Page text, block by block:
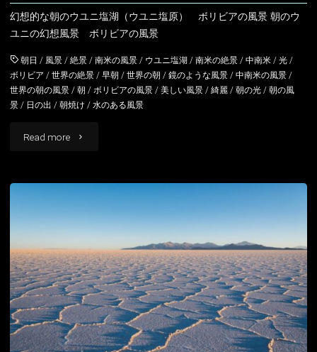
風
景"
幻想的な朝のウユニ塩湖（ウユニ塩原） ボリビアの風景 朝のウ
ユニの幻想風景 ボリビアの風景
朝日 / 風景 /絶景 /南米の風景 / ウユニ塩湖 /南米の絶景 /中南米 /光 /
ボリビア /世界の絶景 /早朝 /世界の朝 /鏡のような風景 /中南米の風景 /
世界の朝の風景 /朝 / ボリビアの風景 /美しい風景 /綺麗 /朝の光 /朝の風
景 / 日の出 /朝焼け /水のある風景
Read more "日
の
ウ
ユ
ニ
の